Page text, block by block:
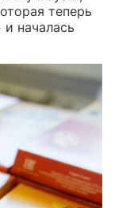
теперь
началась